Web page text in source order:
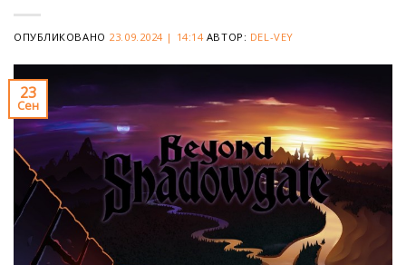
ОПУБЛИКОВАНО 23.09.2024 | 14:14АВТОР: DEL-VEY
23
Сен